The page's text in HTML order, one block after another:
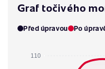
Graf točivého
Před úpravou Po
110